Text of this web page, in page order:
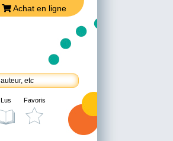
Achat en ligne
Lus Favoris